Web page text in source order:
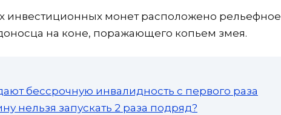
инвестиционных монет расположено рельефное
на коне, поражающего копьем змея.
бессрочную инвалидность с первого раза
нельзя запускать 2 раза подряд?